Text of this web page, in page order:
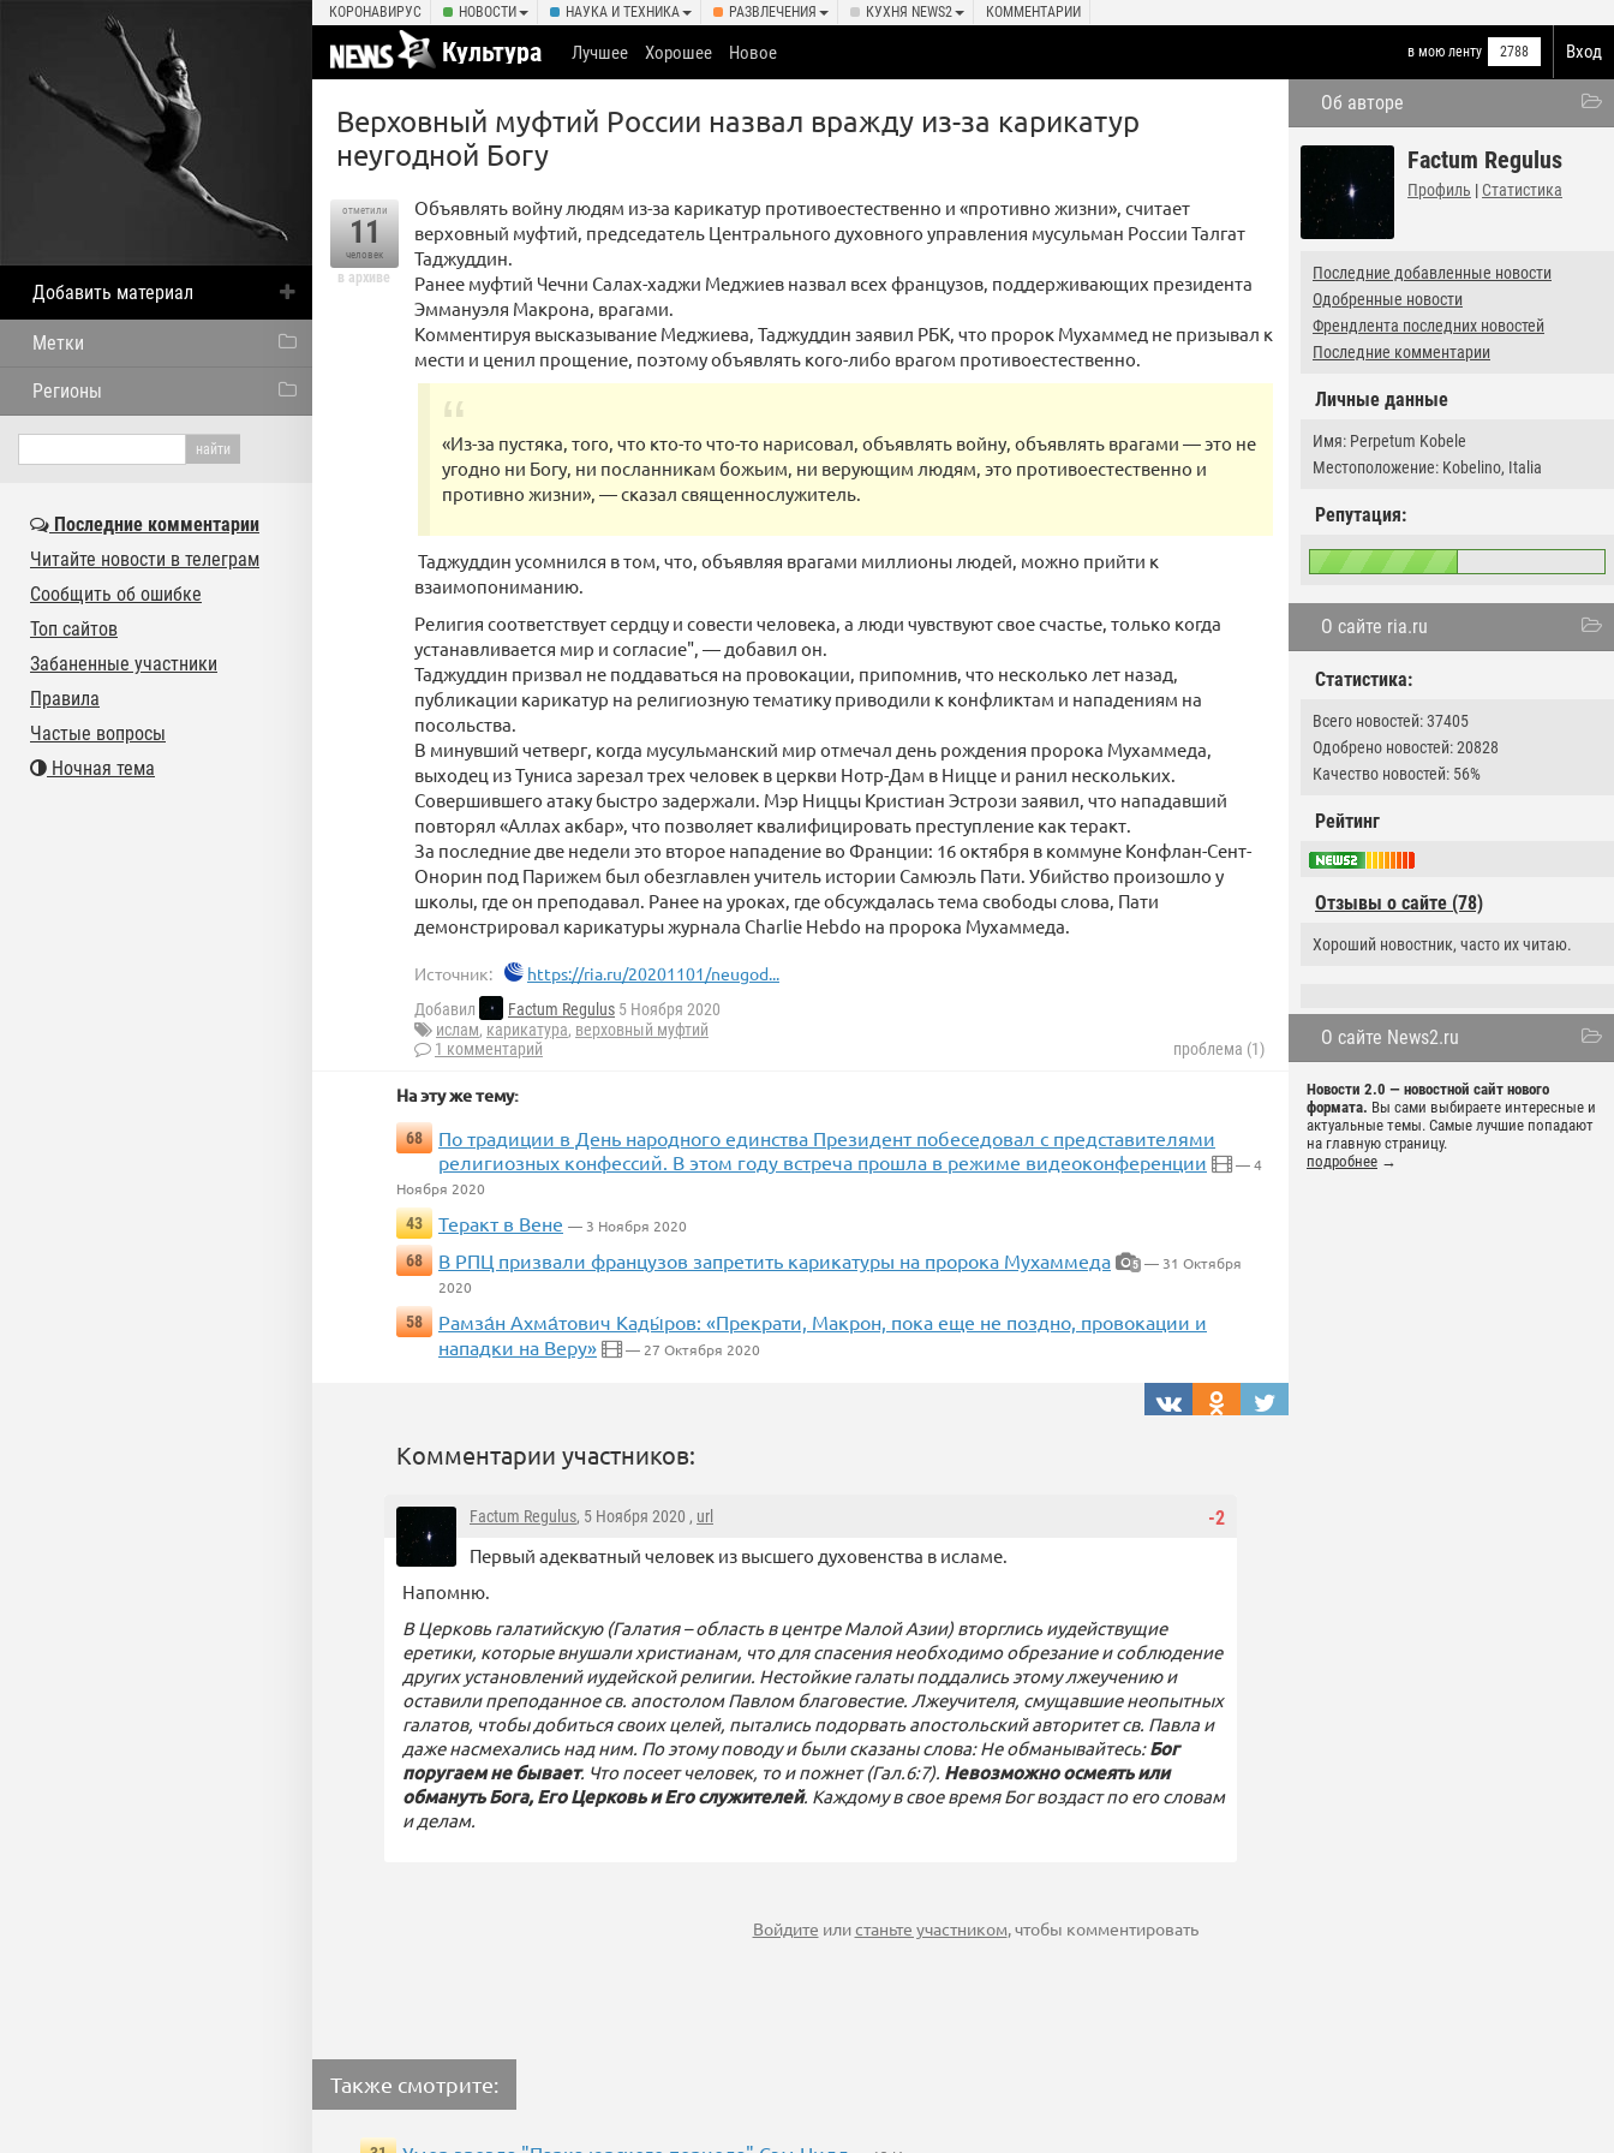
КОРОНАВИРУС НОВОСТИ НАУКА И ТЕХНИКА РАЗВЛЕЧЕНИЯ КУХНЯ NEWS2 КОММЕНТАРИИ
Вход
Культура в мою ленту 2788
Лучшее Хорошее Новое
Об авторе
Factum Regulus
Профиль | Статистика
Последние добавленные новости
Одобренные новости
Френдлента последних новостей
Последние комментарии
Личные данные
Имя: Perpetum Kobele
Местоположение: Kobelino, Italia
Репутация:
О сайте ria.ru
Статистика:
Всего новостей: 37405
Одобрено новостей: 20828
Качество новостей: 56%
Рейтинг
Отзывы о сайте (78)
Хороший новостник, часто их читаю.
О сайте News2.ru
Новости 2.0 — новостной сайт нового
формата. Вы сами выбираете интересные и
актуальные темы. Самые лучшие попадают
на главную страницу.
подробнее →
Верховный муфтий России назвал вражду из-за карикатур
неугодной Богу
отметили
11
человек
в архиве
Объявлять войну людям из-за карикатур противоестественно и «противно жизни», считает
верховный муфтий, председатель Центрального духовного управления мусульман России Талгат
Таджуддин.
Ранее муфтий Чечни Салах-хаджи Меджиев назвал всех французов, поддерживающих президента
Эммануэля Макрона, врагами.
Комментируя высказывание Меджиева, Таджуддин заявил РБК, что пророк Мухаммед не призывал к
мести и ценил прощение, поэтому объявлять кого-либо врагом противоестественно.
«Из-за пустяка, того, что кто-то что-то нарисовал, объявлять войну, объявлять врагами — это не
угодно ни Богу, ни посланникам божьим, ни верующим людям, это противоестественно и
противно жизни», — сказал священнослужитель.
Таджуддин усомнился в том, что, объявляя врагами миллионы людей, можно прийти к
взаимопониманию.
Религия соответствует сердцу и совести человека, а люди чувствуют свое счастье, только когда
устанавливается мир и согласие", — добавил он.
Таджуддин призвал не поддаваться на провокации, припомнив, что несколько лет назад,
публикации карикатур на религиозную тематику приводили к конфликтам и нападениям на
посольства.
В минувший четверг, когда мусульманский мир отмечал день рождения пророка Мухаммеда,
выходец из Туниса зарезал трех человек в церкви Нотр-Дам в Ницце и ранил нескольких.
Совершившего атаку быстро задержали. Мэр Ниццы Кристиан Эстрози заявил, что нападавший
повторял «Аллах акбар», что позволяет квалифицировать преступление как теракт.
За последние две недели это второе нападение во Франции: 16 октября в коммуне Конфлан-Сент-
Онорин под Парижем был обезглавлен учитель истории Самюэль Пати. Убийство произошло у
школы, где он преподавал. Ранее на уроках, где обсуждалась тема свободы слова, Пати
демонстрировал карикатуры журнала Charlie Hebdo на пророка Мухаммеда.
Источник: https://ria.ru/20201101/neugod...
Добавил Factum Regulus 5 Ноября 2020
ислам, карикатура, верховный муфтий
1 комментарий
проблема (1)
На эту же тему:
68
По традиции в День народного единства Президент побеседовал с представителями
религиозных конфессий. В этом году встреча прошла в режиме видеоконференции
— 4
Ноября 2020
43
Теракт в Вене — 3 Ноября 2020
68
В РПЦ призвали французов запретить карикатуры на пророка Мухаммеда 5 — 31 Октября
2020
58
Рамза́н Ахма́тович Кады́ров: «Прекрати, Макрон, пока еще не поздно, провокации и
нападки на Веру»
— 27 Октября 2020
Комментарии участников:
-2
Factum Regulus, 5 Ноября 2020 , url
Первый адекватный человек из высшего духовенства в исламе.
Напомню.
В Церковь галатийскую (Галатия – область в центре Малой Азии) вторглись иудействущие
еретики, которые внушали христианам, что для спасения необходимо обрезание и соблюдение
других установлений иудейской религии. Нестойкие галаты поддались этому лжеучению и
оставили преподанное св. апостолом Павлом благовестие. Лжеучителя, смущавшие неопытных
галатов, чтобы добиться своих целей, пытались подорвать апостольский авторитет св. Павла и
даже насмехались над ним. По этому поводу и были сказаны слова: Не обманывайтесь:Бог
поругаем не бывает. Что посеет человек, то и пожнет (Гал.6:7). Невозможно осмеять или
обмануть Бога, Его Церковь и Его служителей. Каждому в свое время Бог воздаст по его словам
и делам.
Войдите илистаньте участником, чтобы комментировать
Также смотрите:
Добавить материал
Метки
Регионы
Последние комментарии
Читайте новости в телеграм
Сообщить об ошибке
Топ сайтов
Забаненные участники
Правила
Частые вопросы
Ночная тема